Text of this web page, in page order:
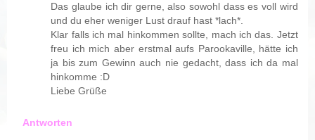
Das glaube ich dir gerne, also sowohl dass es voll wird
und du eher weniger Lust drauf hast *lach*.
Klar falls ich mal hinkommen sollte, mach ich das. Jetzt
freu ich mich aber erstmal aufs Parookaville, hätte ich
ja bis zum Gewinn auch nie gedacht, dass ich da mal
hinkomme :D
Liebe Grüße
Antworten